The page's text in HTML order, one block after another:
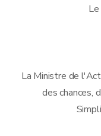
La Ministre de
des chances,